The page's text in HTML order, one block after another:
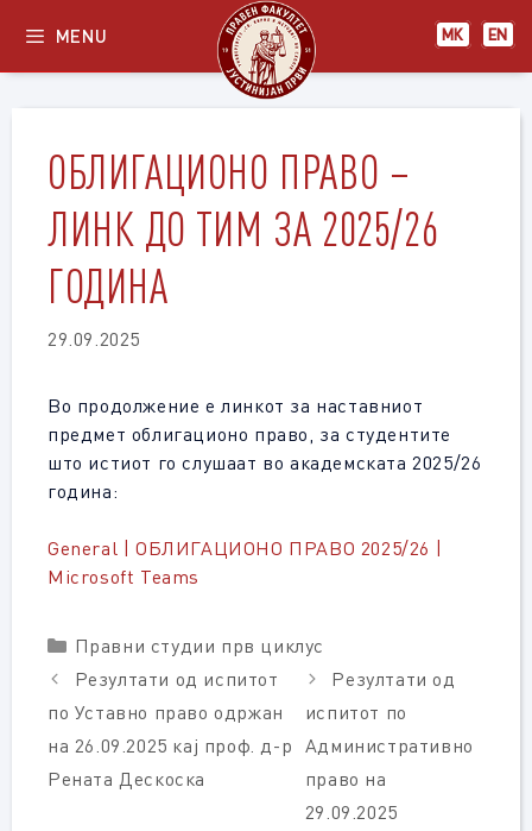
content
МК EN
MENU
ОБЛИГАЦИОНО ПРАВО –
ЛИНК ДО ТИМ ЗА 2025/26
ГОДИНА
29.09.2025
Во продолжение е линкот за наставниот
предмет облигационо право, за студентите
што истиот го слушаат во академската 2025/26
година:
General | ОБЛИГАЦИОНО ПРАВО 2025/26 |
Microsoft Teams
Categories
Правни студии прв циклус
Резултати од испитот
по Уставно право одржан
на 26.09.2025 кај проф. д-р
Рената Дескоска
Резултати од
испитот по
Административно
право на
29.09.2025